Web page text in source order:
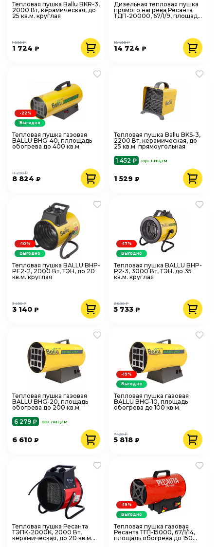
Тепловая пушка Ballu BKR-3,
2000 Вт, керамическая, до
25 кв.м. круглая
1 724 ₽
1 890 ₽
Дизельная тепловая пушка
прямого нагрева Ресанта
ТДП-20000, 67/1/9, площадь
14 724₽
18 490 ₽
Тепловая пушка газовая
BALLU BHG-40, пллощадь
обогрева до 400 кв.м.
8 824 ₽
11 290 ₽
-22%
Выгодно
Тепловая пушка Ballu BKS-3,
2200 Вт, керамическая, до
25 кв.м. прямоугольная
1 452 ₽
юр. лицам
1 529₽
Тепловая пушка BALLU BHP-
PE2-2, 2000 Вт, ТЭН, до 20
кв.м. круглая
3 140 ₽
3 490 ₽
-10%
Выгодно
Тепловая пушка BALLU BHP-
P2-3, 3000 Вт, ТЭН, до 35
кв.м. круглая
5 733₽
6 890 ₽
-17%
Выгодно
Тепловая пушка газовая
BALLU BHG-20, площадь
обогрева до 200 кв.м.
6 279 ₽
юр. лицам
6 610 ₽
Тепловая пушка газовая
BALLU BHG-10, площадь
обогрева до 100 кв.м.
5 818₽
7 190 ₽
-19%
Выгодно
Тепловая пушка Ресанта
ТЭПК-2000K, 2000 Вт,
керамическая, до 20 кв.м.
Тепловая пушка газовая
Ресанта ТГП-15000, 67/1/14,
площадь обогрева до 150
-19%
Выгодно